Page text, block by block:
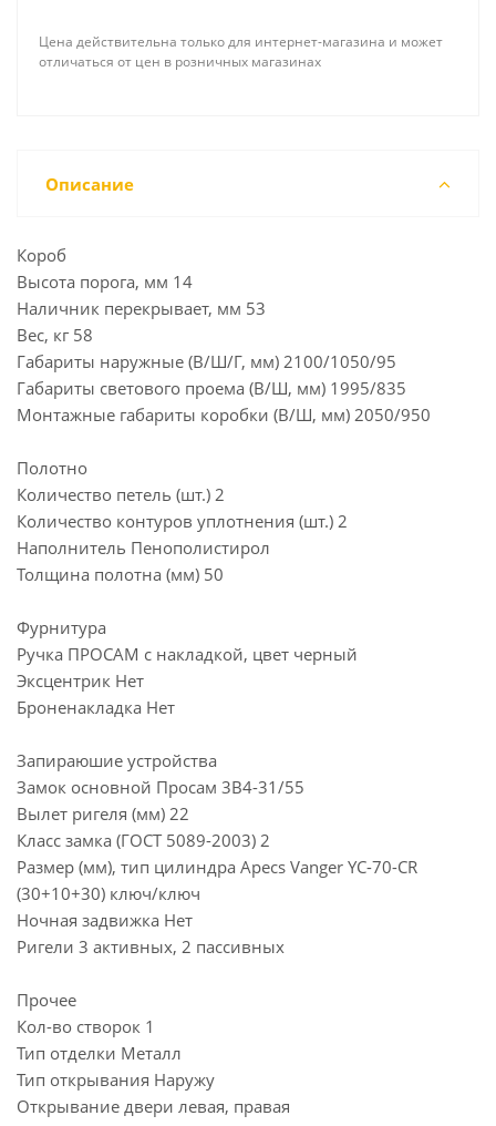
Цена действительна только для интернет-магазина и может
отличаться от цен в розничных магазинах
Описание
Короб
Высота порога, мм 14
Наличник перекрывает, мм 53
Вес, кг 58
Габариты наружные (В/Ш/Г, мм) 2100/1050/95
Габариты светового проема (В/Ш, мм) 1995/835
Монтажные габариты коробки (В/Ш, мм) 2050/950
Полотно
Количество петель (шт.) 2
Количество контуров уплотнения (шт.) 2
Наполнитель Пенополистирол
Толщина полотна (мм) 50
Фурнитура
Ручка ПРОСАМ с накладкой, цвет черный
Эксцентрик Нет
Броненакладка Нет
Запираюшие устройства
Замок основной Просам 3В4-31/55
Вылет ригеля (мм) 22
Класс замка (ГОСТ 5089-2003) 2
Размер (мм), тип цилиндра Apecs Vanger YC-70-CR
(30+10+30) ключ/ключ
Ночная задвижка Нет
Ригели 3 активных, 2 пассивных
Прочее
Кол-во створок 1
Тип отделки Металл
Тип открывания Наружу
Открывание двери левая, правая